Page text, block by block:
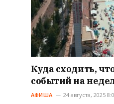
Куда сходить,
событий на
АФИША 24 августа, 2025